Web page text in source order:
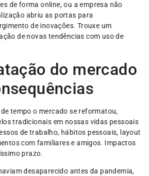
de forma online, ou a empresa não
abriu as portas para
de inovações. Trouxe um
de novas tendências com uso de
do mercado
tempo o mercado se reformatou,
tradicionais em nossas vidas pessoais
de trabalho, hábitos pessoais, layout
com familiares e amigos. Impactos
prazo.
desaparecido antes da pandemia,